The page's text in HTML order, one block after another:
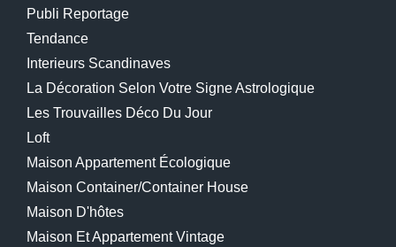
Publi Reportage
Tendance
Interieurs Scandinaves
La Décoration Selon Votre Signe Astrologique
Les Trouvailles Déco Du Jour
Loft
Maison Appartement Écologique
Maison Container/container House
Maison D'hôtes
Maison Et Appartement Vintage